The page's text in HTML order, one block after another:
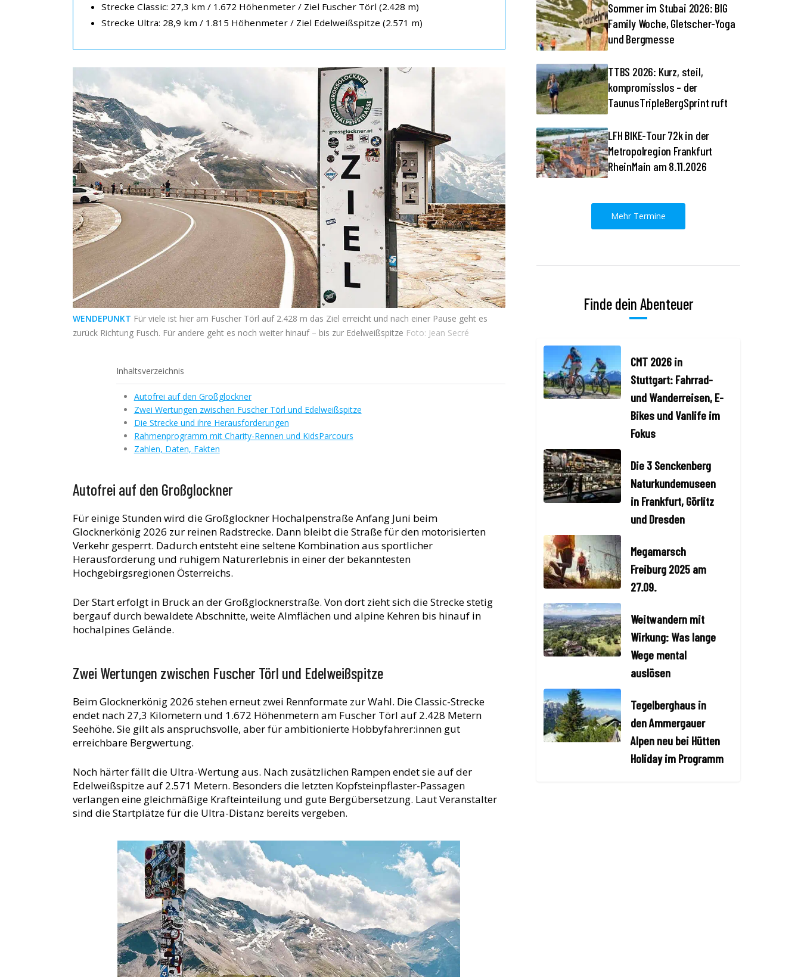
Strecke Classic: 27,3 km / 1.672 Höhenmeter / Ziel Fuscher Törl (2.428 m)
Strecke Ultra: 28,9 km / 1.815 Höhenmeter / Ziel Edelweißspitze (2.571 m)
WENDEPUNKT Für viele ist hier am Fuscher Törl auf 2.428 m das Ziel erreicht und nach einer Pause geht es
zurück Richtung Fusch. Für andere geht es noch weiter hinauf – bis zur Edelweißspitze Foto: Jean Secré
Inhaltsverzeichnis
Autofrei auf den Großglockner
Zwei Wertungen zwischen Fuscher Törl und Edelweißspitze
Die Strecke und ihre Herausforderungen
Rahmenprogramm mit Charity-Rennen und KidsParcours
Zahlen, Daten, Fakten
Autofrei auf den Großglockner
Für einige Stunden wird die Großglockner Hochalpenstraße Anfang Juni beim
Glocknerkönig 2026 zur reinen Radstrecke. Dann bleibt die Straße für den motorisierten
Verkehr gesperrt. Dadurch entsteht eine seltene Kombination aus sportlicher
Herausforderung und ruhigem Naturerlebnis in einer der bekanntesten
Hochgebirgsregionen Österreichs.
Der Start erfolgt in Bruck an der Großglocknerstraße. Von dort zieht sich die Strecke stetig
bergauf durch bewaldete Abschnitte, weite Almflächen und alpine Kehren bis hinauf in
hochalpines Gelände.
Zwei Wertungen zwischen Fuscher Törl und Edelweißspitze
Beim Glocknerkönig 2026 stehen erneut zwei Rennformate zur Wahl. Die Classic-Strecke
endet nach 27,3 Kilometern und 1.672 Höhenmetern am Fuscher Törl auf 2.428 Metern
Seehöhe. Sie gilt als anspruchsvolle, aber für ambitionierte Hobbyfahrer:innen gut
erreichbare Bergwertung.
Noch härter fällt die Ultra-Wertung aus. Nach zusätzlichen Rampen endet sie auf der
Edelweißspitze auf 2.571 Metern. Besonders die letzten Kopfsteinpflaster-Passagen
verlangen eine gleichmäßige Krafteinteilung und gute Bergübersetzung. Laut Veranstalter
sind die Startplätze für die Ultra-Distanz bereits vergeben.
Sommer im Stubai 2026: BIG
Family Woche, Gletscher-Yoga
und Bergmesse
TTBS 2026: Kurz, steil,
kompromisslos – der
TaunusTripleBergSprint ruft
LFH BIKE-Tour 72k in der
Metropolregion Frankfurt
RheinMain am 8.11.2026
Mehr Termine
Finde dein Abenteuer
CMT 2026 in
Stuttgart: Fahrrad-
und Wanderreisen, E-
Bikes und Vanlife im
Fokus
Die 3 Senckenberg
Naturkundemuseen
in Frankfurt, Görlitz
und Dresden
Megamarsch
Freiburg 2025 am
27.09.
Weitwandern mit
Wirkung: Was lange
Wege mental
auslösen
Tegelberghaus in
den Ammergauer
Alpen neu bei Hütten
Holiday im Programm